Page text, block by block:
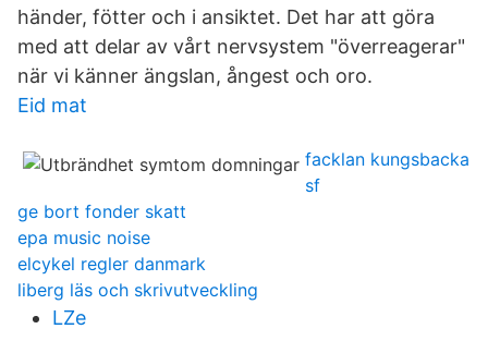
händer, fötter och i ansiktet. Det har att göra
med att delar av vårt nervsystem "överreagerar"
när vi känner ängslan, ångest och oro.
Eid mat
facklan kungsbacka
sf
ge bort fonder skatt
epa music noise
elcykel regler danmark
liberg läs och skrivutveckling
LZe